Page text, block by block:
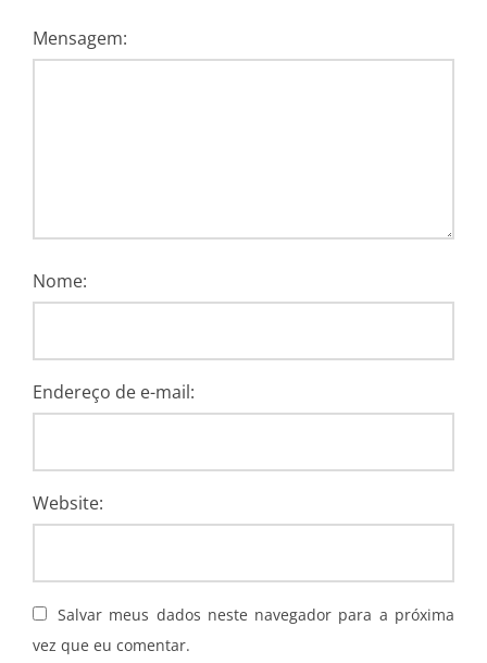
Mensagem:
Nome:
Endereço de e-mail:
Website:
Salvar meus dados neste navegador para a próxima
vez que eu comentar.